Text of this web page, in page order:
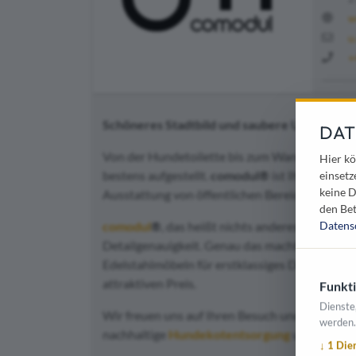
Schöneres Stadtbild und saubere Umwelt –
Von der Hundetoilette bis zum Wandascher
bestens aufgestellt.
comodul®
ist Ihr Partner
Ausstattung von öffentlichen Bereichen.
comodul®
, das heißt nichts anderes als ein
Detailgenauigkeit. Genau das macht den
Edelstahlmöbeln für erstklassiges Design
attraktiven Preis.
Wir freuen uns auf Ihren Besuch und beraten
nachhaltige Hundekotentsorgung
Hier
keine
den
werden.
↓ 1